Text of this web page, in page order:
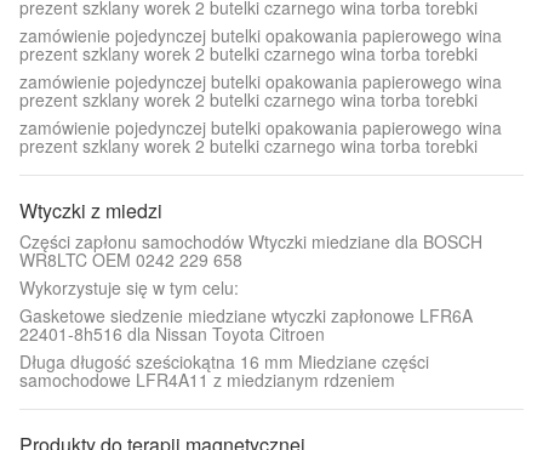
prezent szklany worek 2 butelki czarnego wina torba torebki
zamówienie pojedynczej butelki opakowania papierowego wina
prezent szklany worek 2 butelki czarnego wina torba torebki
zamówienie pojedynczej butelki opakowania papierowego wina
prezent szklany worek 2 butelki czarnego wina torba torebki
zamówienie pojedynczej butelki opakowania papierowego wina
prezent szklany worek 2 butelki czarnego wina torba torebki
Wtyczki z miedzi
Części zapłonu samochodów Wtyczki miedziane dla BOSCH
WR8LTC OEM 0242 229 658
Wykorzystuje się w tym celu:
Gasketowe siedzenie miedziane wtyczki zapłonowe LFR6A
22401-8h516 dla Nissan Toyota Citroen
Długa długość sześciokątna 16 mm Miedziane części
samochodowe LFR4A11 z miedzianym rdzeniem